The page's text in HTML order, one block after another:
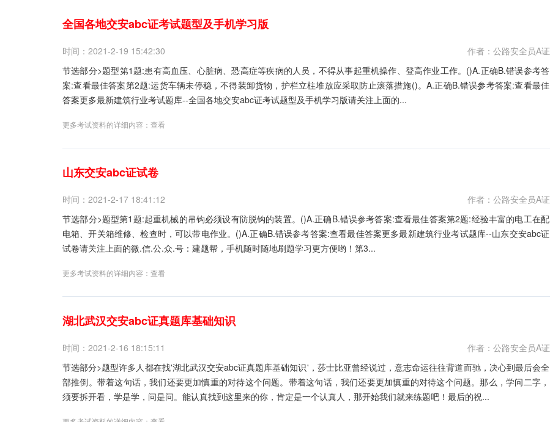
全国各地交安abc证考试题型及手机学习版
时间：2021-2-19 15:42:30
作者：公路安全员A证
节选部分>题型第1题:患有高血压、心脏病、恐高症等疾病的人员，不得从事起重机操作、登高作业工作。()A.正确B.错误参考答
案:查看最佳答案第2题:运货车辆未停稳，不得装卸货物，护栏立柱堆放应采取防止滚落措施()。A.正确B.错误参考答案:查看最佳
答案更多最新建筑行业考试题库--全国各地交安abc证考试题型及手机学习版请关注上面的...
更多考试资料的详细内容： 查看
山东交安abc证试卷
时间：2021-2-17 18:41:12
作者：公路安全员A证
节选部分>题型第1题:起重机械的吊钩必须设有防脱钩的装置。()A.正确B.错误参考答案:查看最佳答案第2题:经验丰富的电工在配
电箱、开关箱维修、检查时，可以带电作业。()A.正确B.错误参考答案:查看最佳答案更多最新建筑行业考试题库--山东交安abc证
试卷请关注上面的微.信.公.众.号：建题帮，手机随时随地刷题学习更方便哟！第3...
更多考试资料的详细内容： 查看
湖北武汉交安abc证真题库基础知识
时间：2021-2-16 18:15:11
作者：公路安全员A证
节选部分>题型许多人都在找'湖北武汉交安abc证真题库基础知识'，莎士比亚曾经说过，意志命运往往背道而驰，决心到最后会全
部推倒。带着这句话，我们还要更加慎重的对待这个问题。带着这句话，我们还要更加慎重的对待这个问题。那么，学问二字，
须要拆开看，学是学，问是问。能认真找到这里来的你，肯定是一个认真人，那开始我们就来练题吧！最后的祝...